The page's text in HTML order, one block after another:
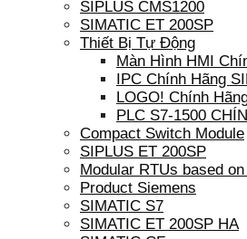
SIPLUS CMS1200
SIMATIC ET 200SP
Thiết Bị Tự Động
Màn Hình HMI
IPC Chính Hãng
LOGO! Chính
PLC S7-1500
Compact Switch Module
SIPLUS ET 200SP
Modular RTUs based
Product Siemens
SIMATIC S7
SIMATIC ET 200SP HA